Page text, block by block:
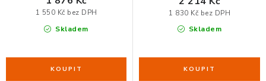
Skladem
1 550 Kč bez DPH
Skladem
1 830 Kč bez DPH